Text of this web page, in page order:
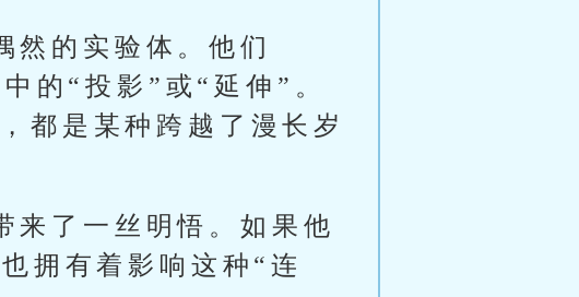
然的实验体。他们
的“投影”或“延伸”。
都是某种跨越了漫长岁
来了一丝明悟。如果他
拥有着影响这种“连